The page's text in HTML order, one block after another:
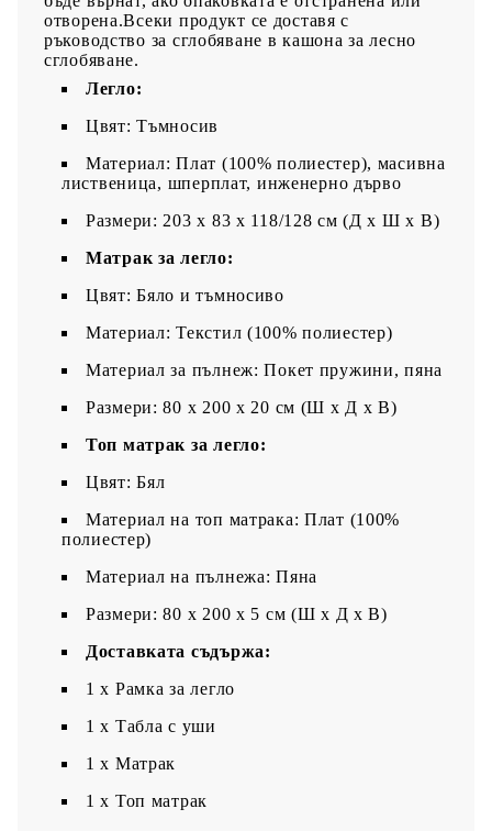
отворена.Всеки продукт се доставя с
ръководство за сглобяване в кашона за лесно
сглобяване.
Легло:
Цвят: Тъмносив
Материал: Плат (100% полиестер), масивна
лиственица, шперплат, инженерно дърво
Размери: 203 x 83 x 118/128 см (Д x Ш x В)
Матрак за легло:
Цвят: Бяло и тъмносиво
Материал: Текстил (100% полиестер)
Материал за пълнеж: Покет пружини, пяна
Размери: 80 x 200 x 20 см (Ш x Д x В)
Топ матрак за легло:
Цвят: Бял
Материал на топ матрака: Плат (100%
полиестер)
Материал на пълнежа: Пяна
Размери: 80 x 200 x 5 см (Ш x Д x В)
Доставката съдържа:
1 x Рамка за легло
1 х Табла с уши
1 x Матрак
1 х Топ матрак